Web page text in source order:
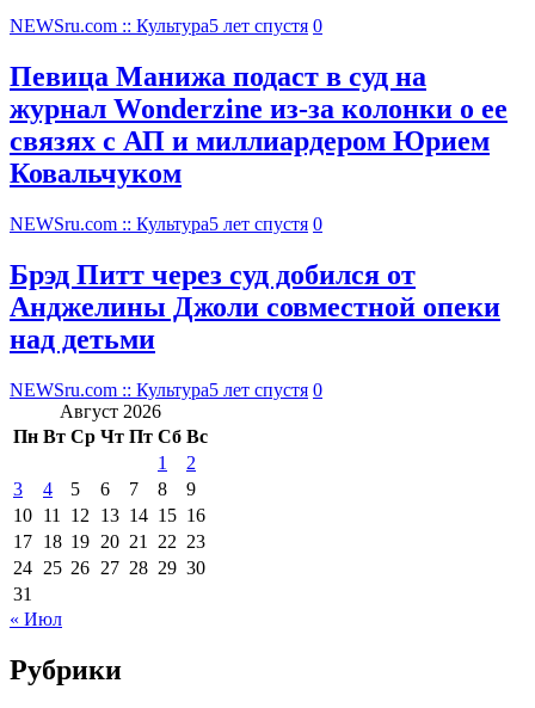
NEWSru.com :: Культура5 лет спустя 0
Певица Манижа подаст в суд на
журнал Wonderzine из-за колонки о ее
связях с АП и миллиардером Юрием
Ковальчуком
NEWSru.com :: Культура5 лет спустя 0
Брэд Питт через суд добился от
Анджелины Джоли совместной опеки
над детьми
NEWSru.com :: Культура5 лет спустя 0
Август 2026
Пн Вт Ср Чт Пт Сб Вс
1
2
3
4 5 6 7 8
9
10 11 12 13 14 15 16
17 18 19 20 21 22 23
24 25 26 27 28 29 30
31
« Июл
Рубрики